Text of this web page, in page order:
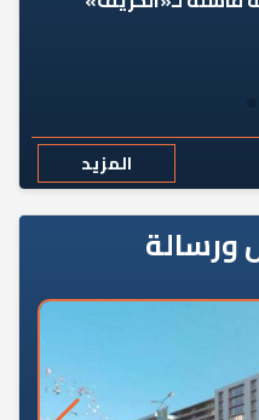
المزيد
ورسالة